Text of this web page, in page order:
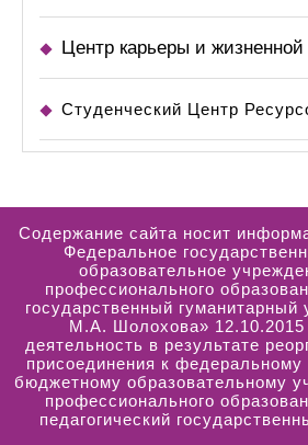
Центр карьеры и жизненной
Студенческий Центр
Содержание сайта носит
Федеральное
образовательное
профессионального
государственный гуманитарный
М.А. Шолохова» 12.10.2015
деятельность в результате
присоединения к федеральному
бюджетному образовательному
профессионального
педагогический